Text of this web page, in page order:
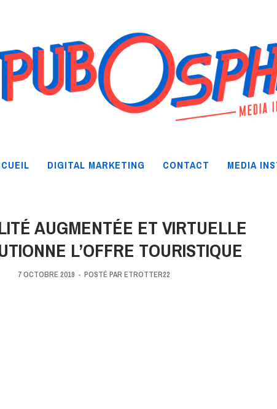
DIGITAL MARKETING CONTACT MEDIA
AUGMENTÉE ET VIRTUELLE
L’OFFRE TOURISTIQUE
7 OCTOBRE 2019 - POSTÉ PAR ETROTTER22